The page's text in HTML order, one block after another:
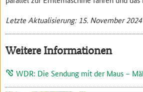
Letzte Aktualisierung: 15. November 2024
Weitere Informationen
WDR: Die Sendung mit der Maus –